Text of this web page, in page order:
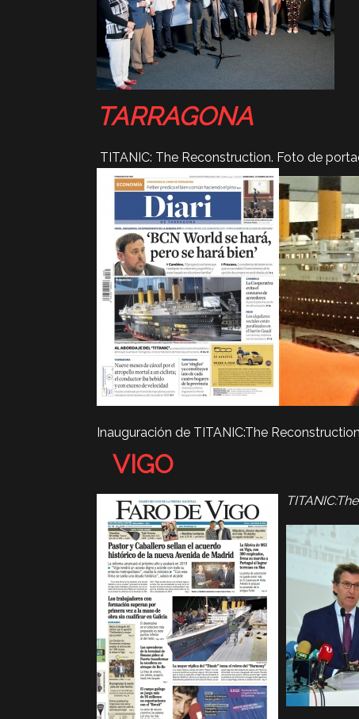
TARRAGONA
TITANIC: The Reconstruction. Foto de
Inauguración de TITANIC:The
VIGO